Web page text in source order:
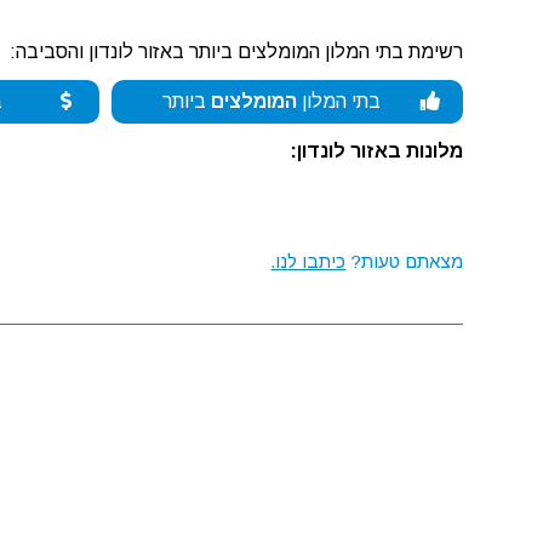
רשימת בתי המלון המומלצים ביותר באזור לונדון והסביבה:
בתי המלון המומלצים ביותר
מלונות באזור לונדון:
מצאתם טעות? כיתבו לנו.